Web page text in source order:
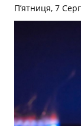
П’ятниця, 7